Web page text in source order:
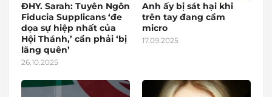
ĐHY. Sarah: Tuyên Ngôn
Fiducia Supplicans ‘đe
dọa sự hiệp nhất của
Hội Thánh,’ cần phải ‘bị
lãng quên’
26.10.2025
Anh ấy bị sát hại khi
trên tay đang cầm
micro
17.09.2025